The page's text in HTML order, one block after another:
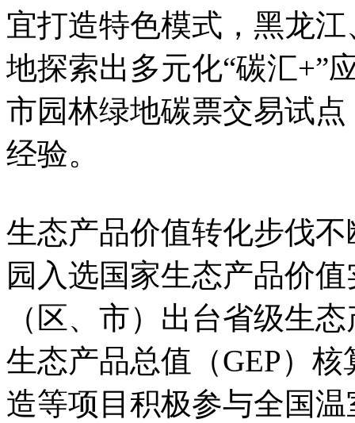
宜打造特色模式，黑龙
地探索出多元化“碳汇+”
市园林绿地碳票交易试
经验。
生态产品价值转化步伐
园入选国家生态产品价
（区、市）出台省级生
生态产品总值（GEP）
造等项目积极参与全国